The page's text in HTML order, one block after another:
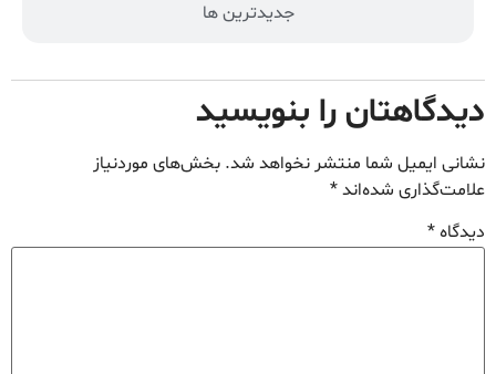
جدیدترین ها
دیدگاهتان را بنویسید
نشانی ایمیل شما منتشر نخواهد شد. بخش‌های موردنیاز
علامت‌گذاری شده‌اند*
دیدگاه*